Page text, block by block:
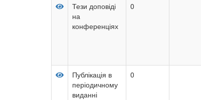
Тези доповіді
на
конференціях
0
Публікація в
періодичному
виданні
0